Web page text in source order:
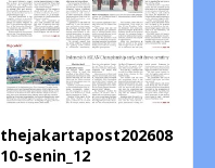
thejakartapost202608
10-senin_12